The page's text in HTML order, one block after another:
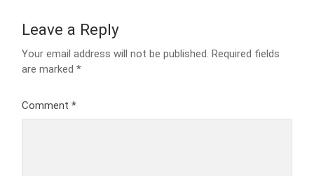
Leave a Reply
Your email address will not be published. Required fields
are marked*
Comment*